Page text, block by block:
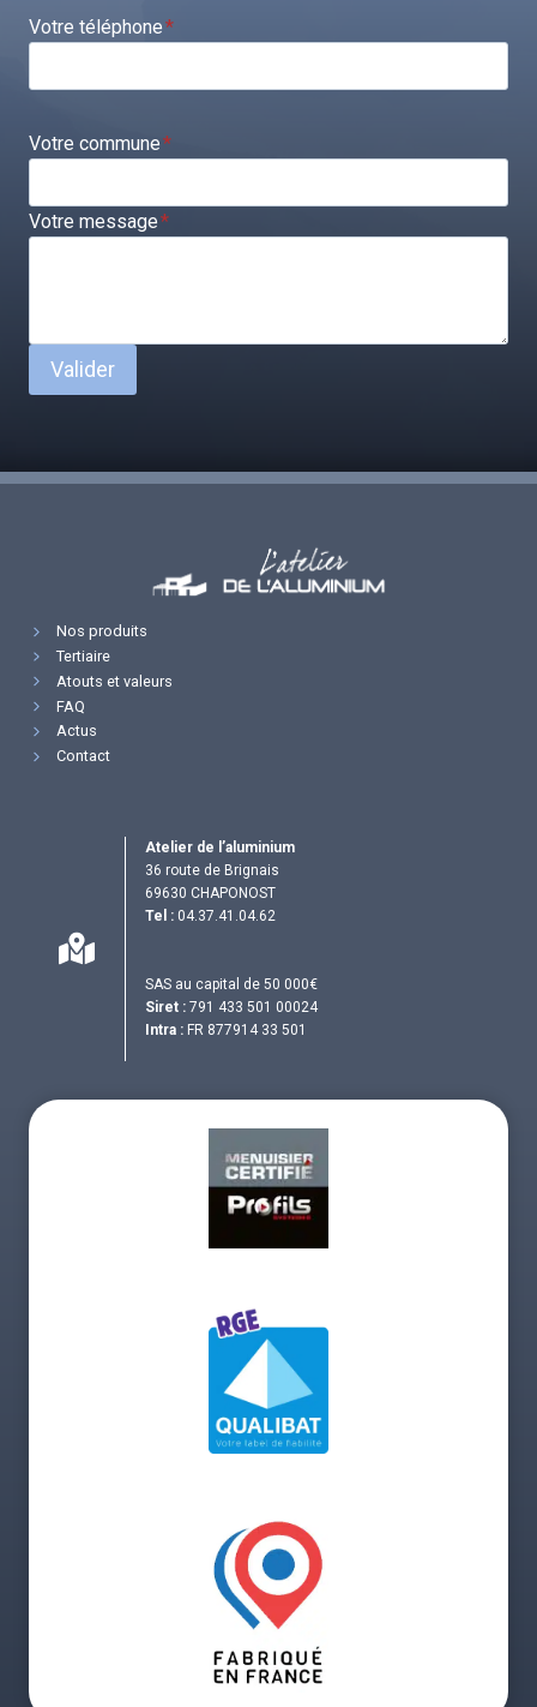
Votre téléphone*
Votre commune*
Votre message*
Valider
Nos produits
Tertiaire
Atouts et valeurs
FAQ
Actus
Contact
Atelier de l’aluminium
36 route de Brignais
69630 CHAPONOST
Tel : 04.37.41.04.62
SAS au capital de 50 000€
Siret : 791 433 501 00024
Intra : FR 877914 33 501